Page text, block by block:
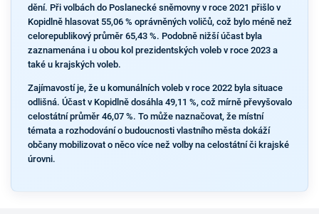
dění. Při volbách do Poslanecké sněmovny v roce 2021 přišlo v
Kopidlně hlasovat 55,06 % oprávněných voličů, což bylo méně než
celorepublikový průměr 65,43 %. Podobně nižší účast byla
zaznamenána i u obou kol prezidentských voleb v roce 2023 a
také u krajských voleb.
Zajímavostí je, že u komunálních voleb v roce 2022 byla situace
odlišná. Účast v Kopidlně dosáhla 49,11 %, což mírně převyšovalo
celostátní průměr 46,07 %. To může naznačovat, že místní
témata a rozhodování o budoucnosti vlastního města dokáží
občany mobilizovat o něco více než volby na celostátní či krajské
úrovni.